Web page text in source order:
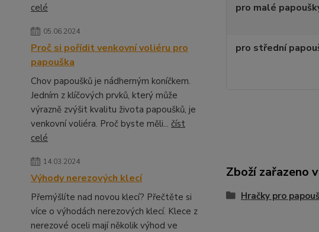
celé
05.06.2024
Proč si pořídit venkovní voliéru pro
papouška
Chov papoušků je nádherným koníčkem.
Jedním z klíčových prvků, který může
výrazně zvýšit kvalitu života papoušků, je
venkovní voliéra. Proč byste měli... číst
celé
14.03.2024
Výhody nerezových klecí
Přemýšlíte nad novou klecí? Přečtěte si
více o výhodách nerezových klecí. Klece z
nerezové oceli mají několik výhod ve
pro malé
pro střední
Zboží zařazeno
Hračky pro